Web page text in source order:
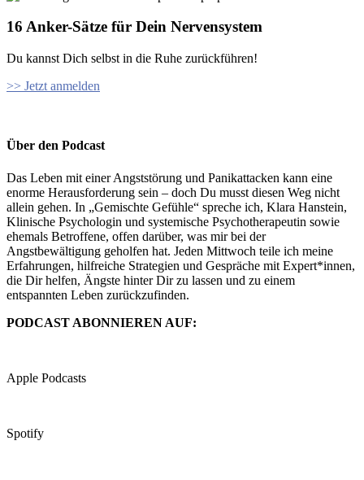
16 Anker-Sätze für Dein Nervensystem
Du kannst Dich selbst in die Ruhe zurückführen!
>> Jetzt anmelden
Über den Podcast
Das Leben mit einer Angststörung und Panikattacken kann eine
enorme Herausforderung sein – doch Du musst diesen Weg nicht
allein gehen. In „Gemischte Gefühle“ spreche ich, Klara Hanstein,
Klinische Psychologin und systemische Psychotherapeutin sowie
ehemals Betroffene, offen darüber, was mir bei der
Angstbewältigung geholfen hat. Jeden Mittwoch teile ich meine
Erfahrungen, hilfreiche Strategien und Gespräche mit Expert*innen,
die Dir helfen, Ängste hinter Dir zu lassen und zu einem
entspannten Leben zurückzufinden.
PODCAST ABONNIEREN AUF:
Apple Podcasts
Spotify